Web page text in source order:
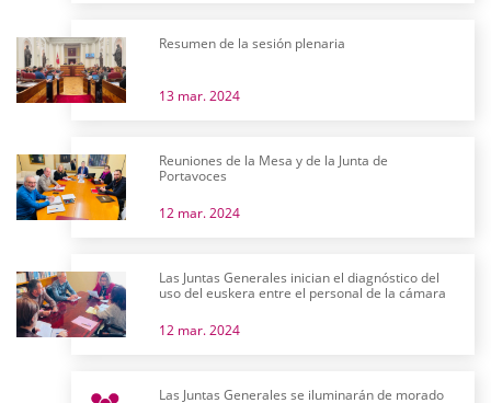
Resumen de la sesión plenaria
13 mar. 2024
Reuniones de la Mesa y de la Junta de
Portavoces
12 mar. 2024
Las Juntas Generales inician el diagnóstico del
uso del euskera entre el personal de la cámara
12 mar. 2024
Las Juntas Generales se iluminarán de morado